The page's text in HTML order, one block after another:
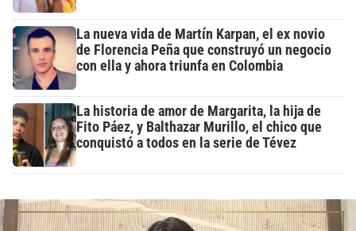
La nueva vida de Martín Karpan, el ex novio
de Florencia Peña que construyó un negocio
con ella y ahora triunfa en Colombia
La historia de amor de Margarita, la hija de
Fito Páez, y Balthazar Murillo, el chico que
conquistó a todos en la serie de Tévez